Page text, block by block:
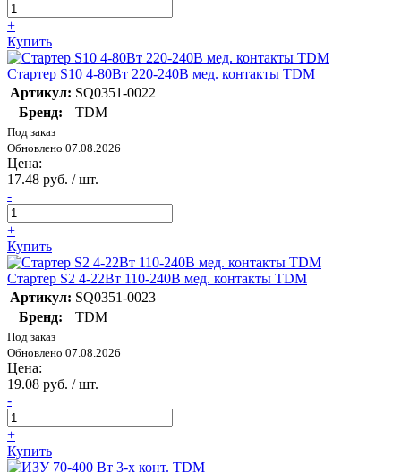
+
Купить
Стартер S10 4-80Вт 220-240В мед. контакты TDM
Артикул: SQ0351-0022
Бренд:
TDM
Под заказ
Обновлено 07.08.2026
Цена:
17.48 руб. / шт.
-
+
Купить
Стартер S2 4-22Вт 110-240В мед. контакты TDM
Артикул: SQ0351-0023
Бренд:
TDM
Под заказ
Обновлено 07.08.2026
Цена:
19.08 руб. / шт.
-
+
Купить